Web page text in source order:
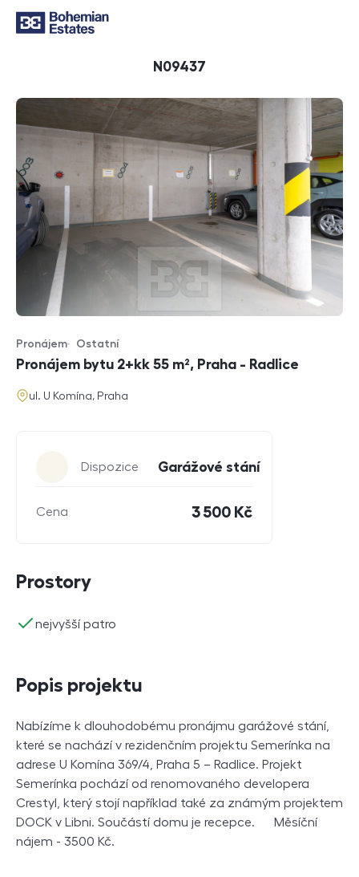
ID
N09437
Typ nabídky
Pronájem
Typ nemovitosti
Ostatní
Pronájem bytu 2+kk 55 m², Praha - Radlice
adresa
ul. U Komína, Praha
Dispozice Garážové stání
Cena 3 500 Kč
Prostory
nejvyšší patro
ano
Popis projektu
Nabízíme k dlouhodobému pronájmu garážové stání,
které se nachází v rezidenčním projektu Semerínka na
adrese U Komína 369/4, Praha 5 – Radlice. Projekt
Semerínka pochází od renomovaného developera
Crestyl, který stojí například také za známým projektem
DOCK v Libni. Součástí domu je recepce. Měsíční
nájem - 3500 Kč.